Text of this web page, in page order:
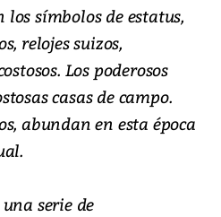
símbolos de estatus,
relojes suizos,
Los poderosos
casas de campo.
abundan en esta época
serie de